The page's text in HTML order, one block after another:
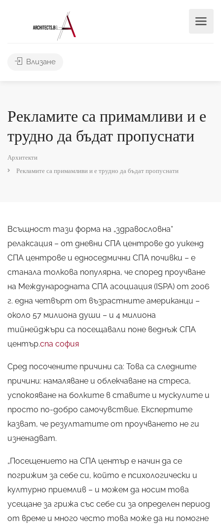
Влизане
Рекламите са примамливи и е
трудно да бъдат пропуснати
Архитекти
Рекламите са примамливи и е трудно да бъдат пропуснати
Всъщност тази форма на „здравословна“
релаксация – от дневни СПА центрове до уикенд
СПА центрове и едноседмични СПА почивки – е
станала толкова популярна, че според проучване
на Международната СПА асоциация (ISPA) от 2006
г. една четвърт от възрастните американци –
около 57 милиона души – и 4 милиона
тийнейджъри са посещавали поне веднъж СПА
център.спа софия
Сред посочените причини са: Това са следните
причини: намаляване и облекчаване на стреса,
успокояване на болките в ставите и мускулите и
просто по-добро самочувствие. Експертите
казват, че резултатите от проучването не ги
изненадват.
„Посещението на СПА център е начин да се
погрижим за себе си, който е психологически и
културно приемлив – и можем да носим това
усещане за грижа със себе си за определен период
от време и много често това може да ни помогне